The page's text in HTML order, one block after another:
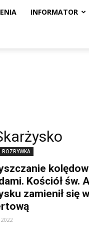
INFORMATOR
ROZRYWKA
Kościół św.
zamienił się